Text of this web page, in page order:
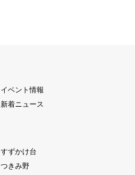
イベント情報
新着ニュース
すずかけ台
つきみ野